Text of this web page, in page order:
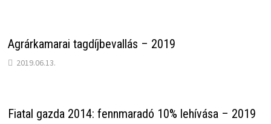
Agrárkamarai tagdíjbevallás – 2019
2019.06.13.
Fiatal gazda 2014: fennmaradó 10% lehívása – 2019